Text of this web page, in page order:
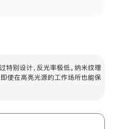
特别设计，反光率极低。纳米纹理
使在高亮光源的工作场所也能保